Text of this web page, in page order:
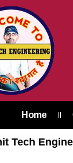
Home
Tech